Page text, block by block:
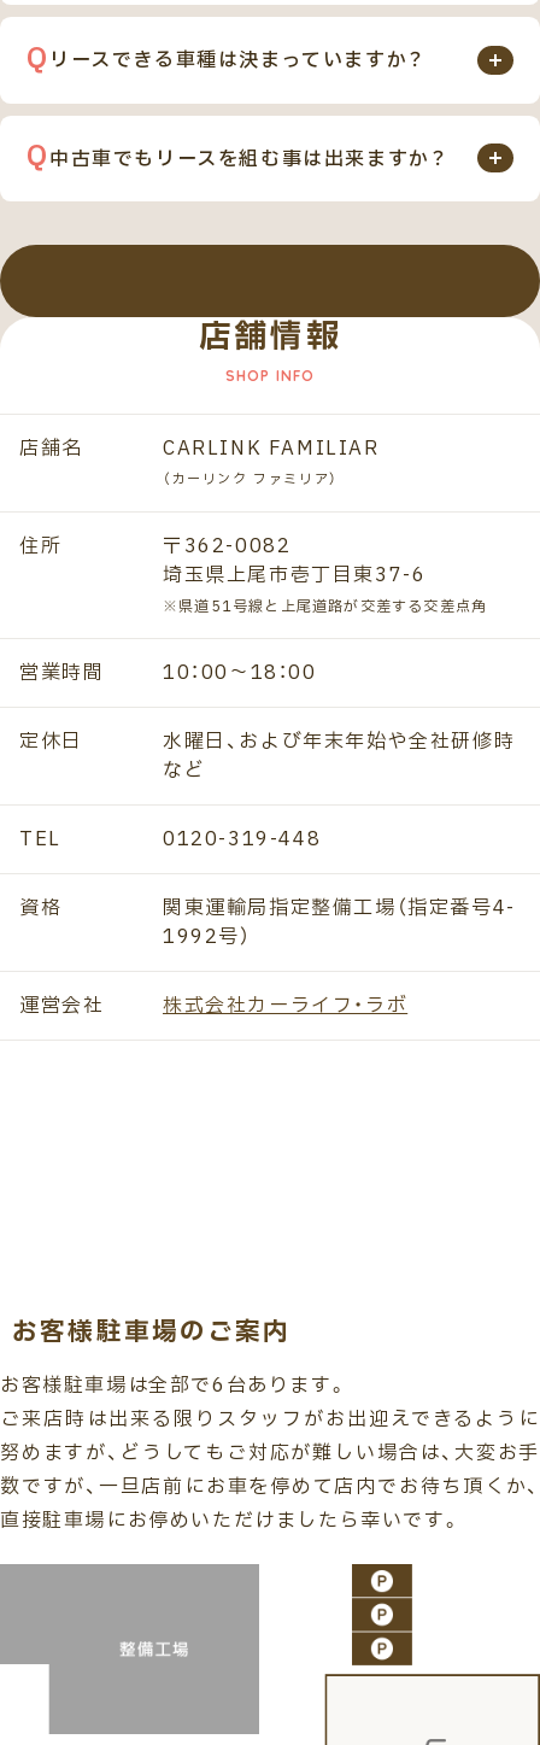
の整備士がお車のメンテナンスを定期的行うのでご契
お子様連れのお客様でも、ゆっくりとくつろげる環境
です。ぜひお子様とご一緒にお気軽にお立ち寄りくだ
お客様のライフスタイルに合わせて下記の3つの中か
らご自由に選択できます。
1. 設定されている残存価格にて、お客様に買取をして
頂く。
2. お客様のお乗り頂いたお車をご返却し、新車リース
ございます )
リースできる車種は決まっていますか？
基本的には国産全メーカー、全車種対応可能です。一部
の輸入車も可能です。
中古車でもリースを組む事は出来ますか？
お好きな中古車を、ご契約期間内の車検代や自動車税
す。ご契約期間は1年から9年（108回）までお選びいた
だけ、すべての中古車でご契約が可能です。
すべての質問を見る
店舗情報
店舗名 CARLINK FAMILIAR
（カーリンク ファミリア）
住所
〒362-0082
埼玉県上尾市壱丁目東37-6
※県道51号線と上尾道路が交差する交差点角
営業時間 10：00～18：00
定休日
水曜日、および年末年始や全社研修時
など
TEL 0120-319-448
資格
関東運輸局指定整備工場（指定番号4-
1992号）
運営会社 株式会社カーライフ・ラボ
お客様駐車場のご案内
お客様駐車場は全部で6台あります。
ご来店時は出来る限りスタッフがお出迎えできるように
努めますが、どうしてもご対応が難しい場合は、大変お手
数ですが、一旦店前にお車を停めて店内でお待ち頂くか、
直接駐車場にお停めいただけましたら幸いです。